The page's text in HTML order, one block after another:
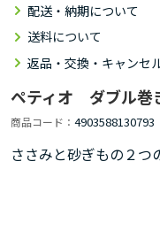
配送・納期について
送料について
返品・交換・キャンセ
ペティオ ダブル
商品コード 4903588130793
ささみと砂ぎもの２つ